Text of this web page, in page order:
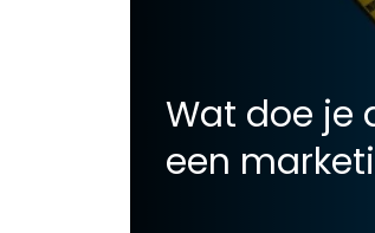
Wat doe je
een